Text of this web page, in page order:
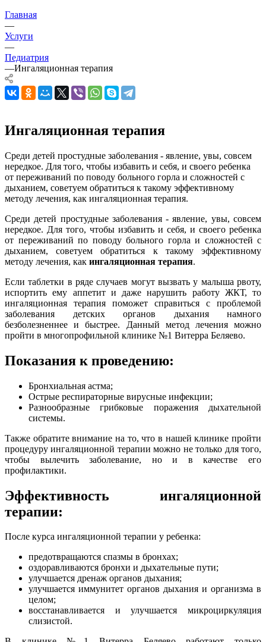
Главная
—
Услуги
—
Педиатрия
—Ингаляционная терапия
Ингаляционная терапия
Среди детей простудные заболевания - явление, увы, совсем
нередкое. Для того, чтобы избавить и себя, и своего ребенка
от переживаний по поводу больного горла и сложностей с
дыханием, советуем обратиться к такому эффективному
методу лечения, как ингаляционная терапия.
Среди детей простудные заболевания - явление, увы, совсем
нередкое. Для того, чтобы избавить и себя, и своего ребенка
от переживаний по поводу больного горла и сложностей с
дыханием, советуем обратиться к такому эффективному
методу лечения, как ингаляционная терапия.
Если таблетки в ряде случаев могут вызвать у малыша рвоту,
испортить ему аппетит и даже нарушить работу ЖКТ, то
ингаляционная терапия поможет справиться с проблемой
заболевания детских органов дыхания намного
безболезненнее и быстрее. Данный метод лечения можно
пройти в многопрофильной клинике №1 Витерра Беляево.
Показания к проведению:
Бронхиальная астма;
Острые респираторные вирусные инфекции;
Разнообразные грибковые поражения дыхательной
системы.
Также обратите внимание на то, что в нашей клинике пройти
процедуру ингаляционной терапии можно не только для того,
чтобы вылечить заболевание, но и в качестве его
профилактики.
Эффективность ингаляционной
терапии:
После курса ингаляционной терапии у ребенка:
предотвращаются спазмы в бронхах;
оздоравливаются бронхи и дыхательные пути;
улучшается дренаж органов дыхания;
улучшается иммунитет органов дыхания и организма в
целом;
восстанавливается и улучшается микроциркуляция
слизистой.